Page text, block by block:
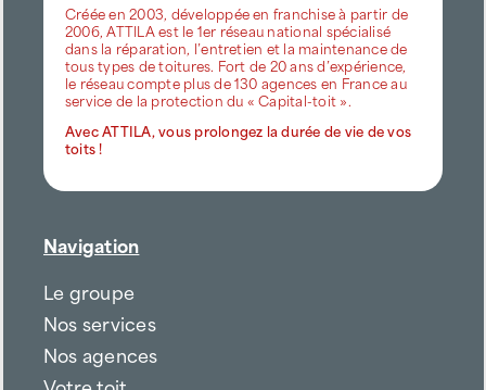
Créée en 2003, développée en franchise à partir de
2006, ATTILA est le 1er réseau national spécialisé
dans la réparation, l’entretien et la maintenance de
tous types de toitures. Fort de 20 ans d’expérience,
le réseau compte plus de 130 agences en France au
service de la protection du « Capital-toit ».
Avec ATTILA, vous prolongez la durée de vie de vos
toits !
Navigation
Le groupe
Nos services
Nos agences